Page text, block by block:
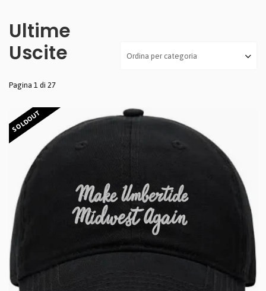
Ultime
Uscite
Pagina 1 di 27
SOLDOUT